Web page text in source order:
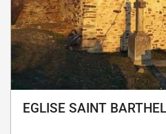
EGLISE SAINT